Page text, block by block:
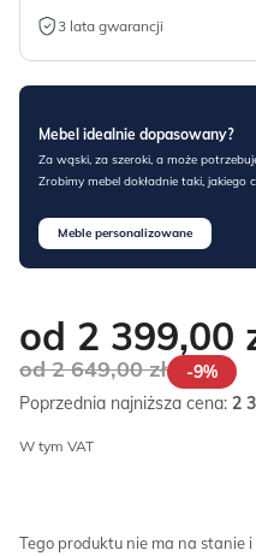
3 lata gwarancji
Mebel idealnie dopasowany?
Za wąski, za szeroki, a może
Zrobimy mebel dokładnie taki, jakiego
Meble personalizowane
od 2 399,00
od 2 649,00zł
-9%
Poprzednia najniższa cena: 2
W tym VAT
Tego produktu nie ma na stanie